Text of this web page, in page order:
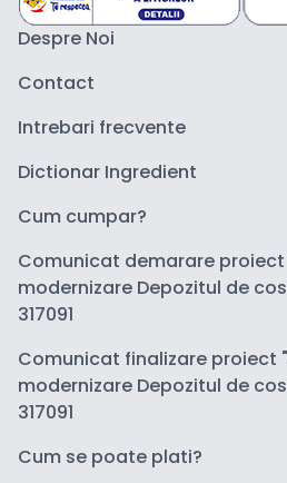
Despre Noi
Contact
Intrebari frecvente
Dictionar Ingredient
Cum cumpar?
Comunicat demarare proiect
modernizare Depozitul de
317091
Comunicat finalizare proiect
modernizare Depozitul de
317091
Cum se poate plati?